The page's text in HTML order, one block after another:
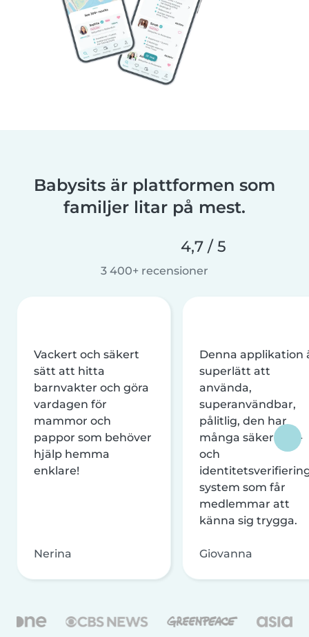
Babysits är plattformen som
familjer litar på mest.
4,7 / 5
3 400+ recensioner
Vackert och säkert
sätt att hitta
barnvakter och göra
vardagen för
mammor och
pappor som behöver
hjälp hemma
enklare!
Nerina
Denna applikation
superlätt att
använda,
superanvändbar,
pålitlig, den har
många säkerhets-
och
system som får
medlemmar att
känna sig trygga.
Giovanna